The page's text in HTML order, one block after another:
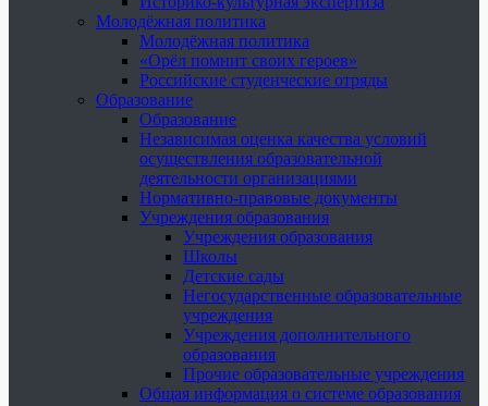
Молодёжная политика
Молодёжная политика
«Орёл помнит своих героев»
Российские студенческие отряды
Образование
Образование
Независимая оценка качества условий
осуществления образовательной
деятельности организациями
Нормативно-правовые документы
Учреждения образования
Учреждения образования
Школы
Детские сады
Негосударственные образовательные
учреждения
Учреждения дополнительного
образования
Прочие образовательные учреждения
Общая информация о системе образования